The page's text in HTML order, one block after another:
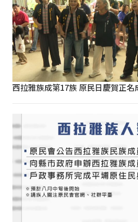
西拉雅族成第17族 原民日慶賀正名